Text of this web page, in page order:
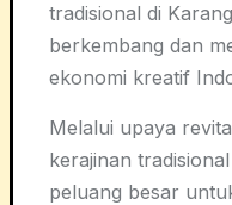
tradisional di
berkembang dan
ekonomi kreatif
Melalui upaya
kerajinan
peluang besar